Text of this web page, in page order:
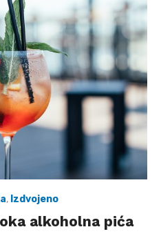
, Izdvojeno
alkoholna pića